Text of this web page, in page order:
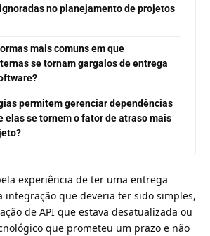
no planejamento de projetos
mais comuns em que
se tornam gargalos de entrega
permitem gerenciar dependências
elas se tornem o fator de atraso mais
experiência de ter uma entrega
integração que deveria ter sido simples,
de API que estava desatualizada ou
que prometeu um prazo e não